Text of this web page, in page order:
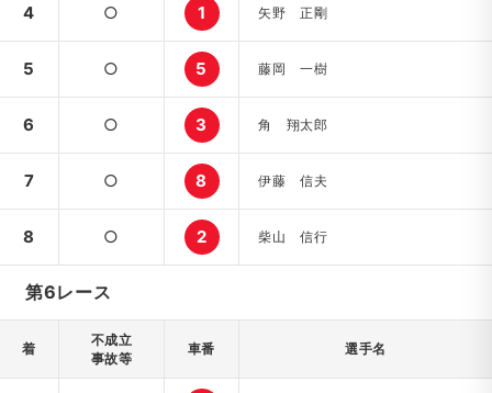
4 ○ 1 矢野 正剛
5 ○ 5 藤岡 一樹
6 ○ 3 角 翔太郎
7 ○ 8 伊藤 信夫
8 ○ 2 柴山 信行
第6レース
着
不成立
事故等
車番 選手名